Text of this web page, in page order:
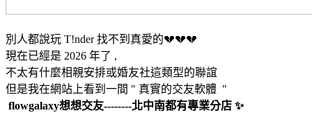
別人都說玩 T!nder 找不到真愛的💔💔💔
現在已經是 2026 年了 ,
不太有什麼相親安排或婚友社這類型的聯誼
但是我在網站上看到一間 " 真實的交友軟體 "
flowgalaxy想想交友--------北中南都有專業分店 ✨